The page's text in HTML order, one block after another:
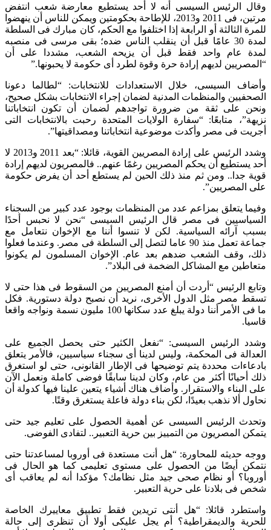
وقال الرئيس السيسى أنه لا أحد يستطيع معارضة شعب انتفض
مرتين، فى 2011 و2013، للإطاحة بحكومتين ويمكن للناس أن ينهضوا
للمرة الثالثة أو الرابعة إذا اختلفوا مع الحكم، كان مبارك فى السلطة
لمدة 30 عامًا قبل أن ينقلب الناس ضده؛ بقى مرسى فى منصبه
لمدة عام واحد فقط قبل أن يزيحه الشعب، مشددا على أن
“المصريين لديهم إرادة حرة وقوة لطرد أى حكومة لا يحبونها.”
وأضاف السيسى، خلال الاستعدادات للانتخابات: “لطالما دعونا
الصحفيين والمنظمات المدنية لضمان إجراء الانتخابات بشكل صحيح،
ونحن على ثقة من ضرورة تواجدهم لضمان أن تكون انتخاباتنا
نزيهة”، متابعًا: “سفارة الولايات المتحدة رحبت بالانتخابات التى
أجريت فى مصر وأكدت موضوعية انتخاباتنا ومصداقيتها”.
وشدد الرئيس على إرادة المصريين القوية، قائلا: “بعد 2011 و2013 لا
أحد يستطيع أن يحكم المصريين رغمًا عنهم.. فالمصريون لديهم إرادة
قوية جدا.. ومن ثم منذ ذلك الحين لم يستطع أحد أن يفرض حكومة
على المصريين”.
وفيما يتعلق بمزاعم عدد من المنظمات بوجود عدد كبير من السجناء
السياسيين فى مصر قال الرئيس السيسى “نحن لا نحبس أحدًا
بسبب آرائه السياسية. لكن لا تنسوا أننا مع الإخوان نتعامل مع
جماعة تعمل منذ 90 عاما لتصل إلى السلطة فى مصر. وعندما فعلوا
ذلك، وقف الشعب ضدهم بعد عام. الإخوان المسلمون لم يكونوا
متعاطين مع المشاكل الضخمة فى البلاد”.
وتابع الرئيس “أردت أن أمنع المصريين من السقوط فى هذا حتى لا
تسقط مصر مثل الدول الأخرى، نريد أن نصبح دولة دستورية. فكل
ما فى الأمر أننا دولة يبلغ عدد سكانها 100 مليون نسمة ونواجه واقعا
قاسيا.
وشدد الرئيس السيسى: “نفعل الكثير حتى يحصل الجميع على
العدالة فى المحكمة، وليس لدينا أى سجناء سياسيين، فالأمر يتعلق
بادعاءات محددة يتم توضيحها فى الإطار القانونى، حتى لو استغرق
ذلك أحيانًا أكثر من عام، وكان لدينا سابقًا فوضى كاملة ونعمل الآن
على البناء والاستقرار. وأضاف هناك أشياء يتعين علينا فيها كدولة أن
نحاول ألا نذهب بعيدًا، لكن بناء دولة فاعلة يستغرق وقتًا.
وتحدث الرئيس السيسى عن أهمية الحصول على تعليم جيد حتى
يتمكن المصريون من التمييز بين حرية التعبير.. لتفادى الفوضى.
ووجه حديثه للمحاورة: “هل أنت مستعدة فى أوروبا لمساعدتنا حتى
نتمكن أيضًا من الحصول على مستوى تعليمى كما هو الحال فى
أوروبا؟ أو نظام صحى جيد مثل نظامك؟ مؤكدا أنه لم يعاقب أى
شخص فى بلادنا على حرية التعبير.
واستطرد قائلا: “هل أنتى تريدين فقط تطبيق معاييرك الخاصة
للحرية والديمقراطية؟ أم يجل عليكى أولا أن تنظرى إلى حالة